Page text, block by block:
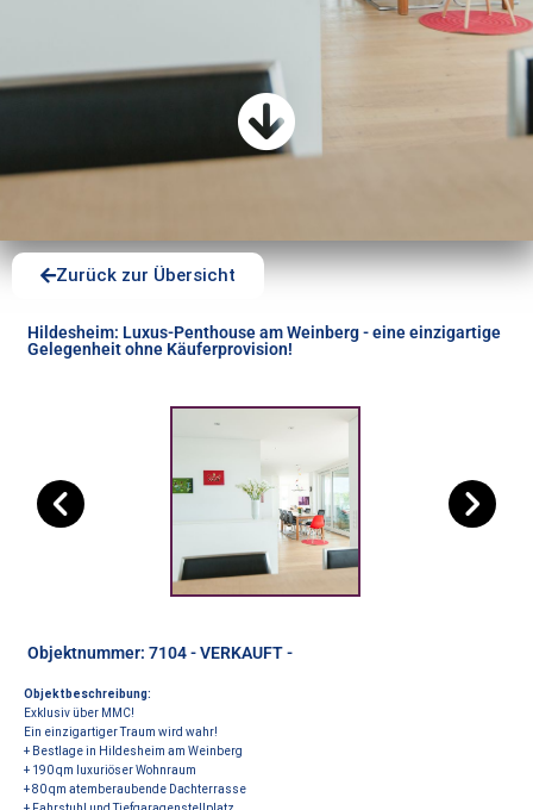
Zurück zur Übersicht
Hildesheim: Luxus-Penthouse am Weinberg - eine einzigartige
Gelegenheit ohne Käuferprovision!
Objektnummer: 7104 - VERKAUFT -
Objektbeschreibung:
Exklusiv über MMC!
Ein einzigartiger Traum wird wahr!
+ Bestlage in Hildesheim am Weinberg
+ 190 qm luxuriöser Wohnraum
+ 80 qm atemberaubende Dachterrasse